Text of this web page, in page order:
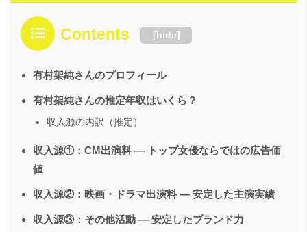
Contents [hide]
有村架純さんのプロフィール
有村架純さんの推定年収はいくら？
収入源の内訳（推定）
収入源①：CM出演料 ― トップ女優ならではの広告価
値
収入源②：映画・ドラマ出演料 ― 安定した主演実績
収入源③：その他活動 ― 安定したブランド力